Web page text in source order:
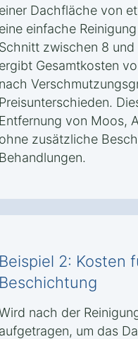
einer Dachfläche von
eine einfache
Schnitt zwischen 8 und
ergibt Gesamtkosten
nach
Preisunterschieden.
Entfernung von Moos,
ohne zusätzliche
Behandlungen.
Beispiel 2: Kosten
Beschichtung
nach der
aufgetragen, um das